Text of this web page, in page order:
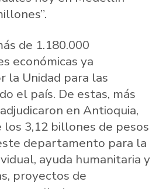
de 1.180.000
económicas ya
la Unidad para las
el país. De estas, más
en Antioquia,
3,12 billones de pesos
departamento para la
ayuda humanitaria y
proyectos de